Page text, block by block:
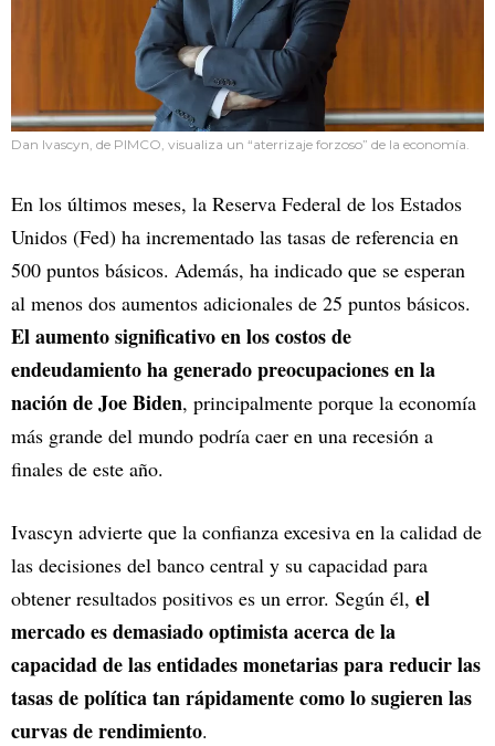
Dan Ivascyn, de PIMCO, visualiza un “aterrizaje forzoso” de la economía.
En los últimos meses, la Reserva Federal de los Estados
Unidos (Fed) ha incrementado las tasas de referencia en
500 puntos básicos. Además, ha indicado que se esperan
al menos dos aumentos adicionales de 25 puntos básicos.
El aumento significativo en los costos de
endeudamiento ha generado preocupaciones en la
nación de Joe Biden, principalmente porque la economía
más grande del mundo podría caer en una recesión a
finales de este año.
Ivascyn advierte que la confianza excesiva en la calidad de
las decisiones del banco central y su capacidad para
obtener resultados positivos es un error. Según él, el
mercado es demasiado optimista acerca de la
capacidad de las entidades monetarias para reducir las
tasas de política tan rápidamente como lo sugieren las
curvas de rendimiento.